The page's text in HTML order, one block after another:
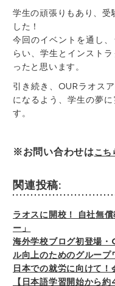
学生の頑張りもあり、
した！
今回のイベントを通し
らい、学生とインスト
ったと思います。
引き続き、OURラオス
になるよう、学生の夢
す。
※お問い合わせはこち
関連投稿:
ラオスに開校！ 自社無
ー」
海外学校ブログ初登場
ル向上のためのグループ
日本での就労に向けて
【日本語学習開始から